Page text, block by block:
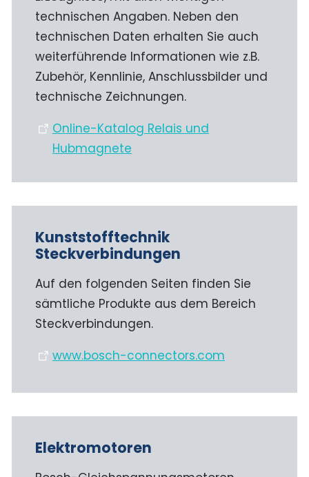
technischen Angaben. Neben den
technischen Daten erhalten Sie auch
weiterführende Informationen wie z.B.
Zubehör, Kennlinie, Anschlussbilder und
technische Zeichnungen.
Online-Katalog Relais und
Hubmagnete
Kunststofftechnik
Steckverbindungen
Auf den folgenden Seiten finden Sie
sämtliche Produkte aus dem Bereich
Steckverbindungen.
www.bosch-connectors.com
Elektromotoren